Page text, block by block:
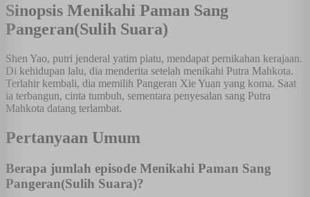
Sinopsis Menikahi Paman Sang
Pangeran(Sulih Suara)
Shen Yao, putri jenderal yatim piatu, mendapat pernikahan kerajaan.
Di kehidupan lalu, dia menderita setelah menikahi Putra Mahkota.
Terlahir kembali, dia memilih Pangeran Xie Yuan yang koma. Saat
ia terbangun, cinta tumbuh, sementara penyesalan sang Putra
Mahkota datang terlambat.
Pertanyaan Umum
Berapa jumlah episode Menikahi Paman Sang
Pangeran(Sulih Suara)?